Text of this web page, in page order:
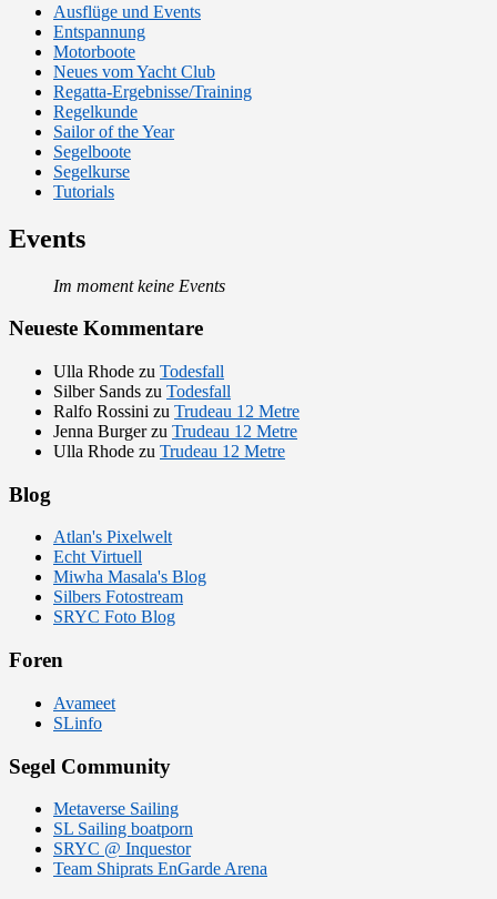
Ausflüge und Events
Entspannung
Motorboote
Neues vom Yacht Club
Regatta-Ergebnisse/Training
Regelkunde
Sailor of the Year
Segelboote
Segelkurse
Tutorials
Events
Im moment keine Events
Neueste Kommentare
Ulla Rhode zu Todesfall
Silber Sands zu Todesfall
Ralfo Rossini zu Trudeau 12 Metre
Jenna Burgerzu Trudeau 12 Metre
Ulla Rhode zu Trudeau 12 Metre
Blog
Atlan's Pixelwelt
Echt Virtuell
Miwha Masala's Blog
Silbers Fotostream
SRYC Foto Blog
Foren
Avameet
SLinfo
Segel Community
Metaverse Sailing
SL Sailing boatporn
SRYC @ Inquestor
Team Shiprats EnGarde Arena